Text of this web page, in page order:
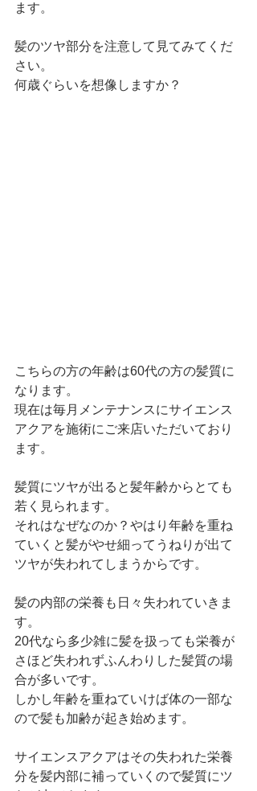
ます。
髪のツヤ部分を注意して見てみてくだ
さい。
何歳ぐらいを想像しますか？
こちらの方の年齢は60代の方の髪質に
なります。
現在は毎月メンテナンスにサイエンス
アクアを施術にご来店いただいており
ます。
髪質にツヤが出ると髪年齢からとても
若く見られます。
それはなぜなのか？やはり年齢を重ね
ていくと髪がやせ細ってうねりが出て
ツヤが失われてしまうからです。
髪の内部の栄養も日々失われていきま
す。
20代なら多少雑に髪を扱っても栄養が
さほど失われずふんわりした髪質の場
合が多いです。
しかし年齢を重ねていけば体の一部な
ので髪も加齢が起き始めます。
サイエンスアクアはその失われた栄養
分を髪内部に補っていくので髪質にツ